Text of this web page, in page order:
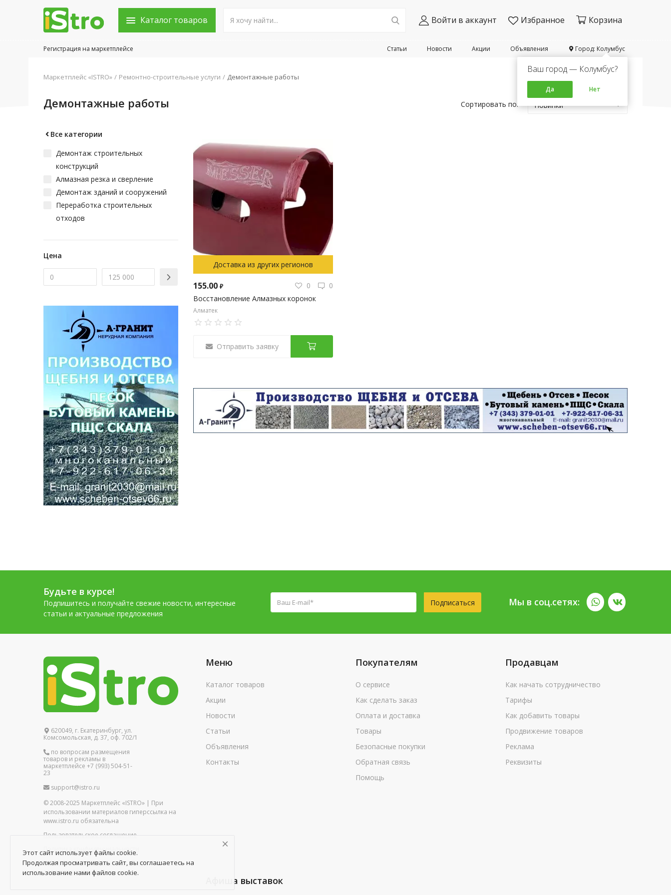
Каталог товаров Войти в аккаунт Избранное Корзина
Город: Колумбус
Ваш город — Колумбус?
Да Нет
Объявления
Акции
Новости
Статьи
Регистрация на маркетплейсе
Объявления
Город: Колумбус
Маркетплейс «ISTRO» Ремонтно-строительные услуги Демонтажные работы
Демонтажные работы Сортировать по: Новинки
Все категории
Демонтаж строительных
конструкций
Алмазная резка и сверление
Демонтаж зданий и сооружений
Переработка строительных
отходов
Цена
Доставка из других регионов
155.00 ₽ 0
0
Восстановление Алмазных коронок
Алматек
Отправить заявку
Будьте в курсе!
Подпишитесь и получайте свежие новости, интересные
статьи и актуальные предложения
Подписаться Мы в соц.сетях:
620049, г. Екатеринбург, ул.
Комсомольская, д. 37, оф. 702/1
по вопросам размещения
товаров и рекламы в
маркетплейсе +7 (993) 504-51-
23
support@istro.ru
© 2008-2025 Маркетплейс «ISTRO» | При
использовании материалов гиперссылка на
www.istro.ru обязательна
Пользовательское соглашение
Политика конфиденциальности
Политика в отношении обработки
персональных данных
Меню
Каталог товаров
Акции
Новости
Статьи
Объявления
Контакты
Покупателям
О сервисе
Как сделать заказ
Оплата и доставка
Товары
Безопасные покупки
Обратная связь
Помощь
Продавцам
Как начать сотрудничество
Тарифы
Как добавить товары
Продвижение товаров
Реклама
Реквизиты
Афиша выставок
Этот сайт использует файлы cookie.
Продолжая просматривать сайт, вы соглашаетесь на
использование нами файлов cookie.